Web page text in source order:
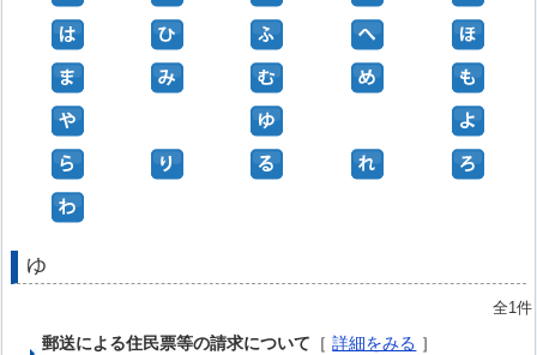
ゆ
全1件
郵送による住民票等の請求について ［詳細をみる ］